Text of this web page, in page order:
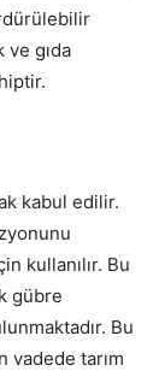
gıda
kabul edilir.
kullanılır. Bu
gübre
Bu
vadede tarım